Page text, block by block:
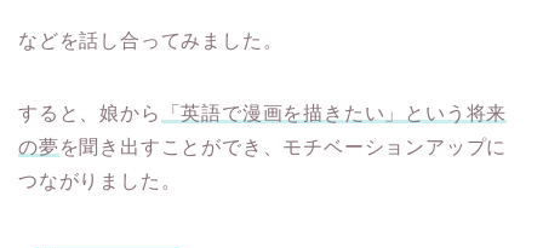
などを話し合ってみました。
すると、娘から
「英語で漫画を描きたい」という将来
の夢を聞き出すことができ、モチベーションアップに
つながりました。